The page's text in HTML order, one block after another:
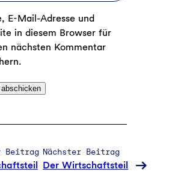
E-Mail-Adresse und
in diesem Browser für
nächsten Kommentar
Beitrag Nächster Beitrag
Der Wirtschaftsteil